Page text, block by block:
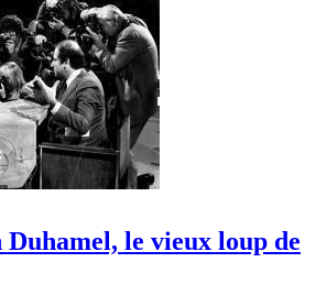
le vieux loup de